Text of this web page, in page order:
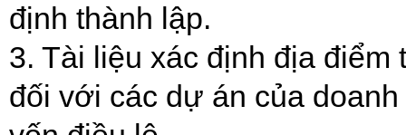
định thành lập.
3. Tài liệu xác định địa
đối với các dự án của